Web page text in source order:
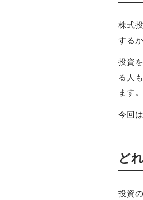
株式
する
投資
る人
ます。
今回
ど
投資